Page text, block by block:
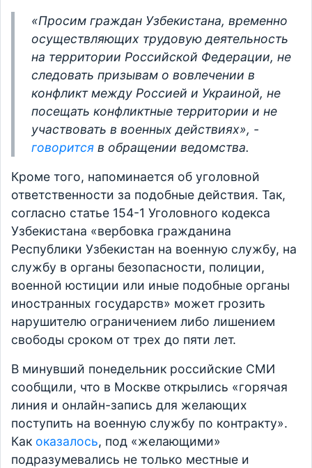
«Просим граждан Узбекистана, временно
осуществляющих трудовую деятельность
на территории Российской Федерации, не
следовать призывам о вовлечении в
конфликт между Россией и Украиной, не
посещать конфликтные территории и не
участвовать в военных действиях», -
говорится в обращении ведомства.
Кроме того, напоминается об уголовной
ответственности за подобные действия. Так,
согласно статье 154-1 Уголовного кодекса
Узбекистана «вербовка гражданина
Республики Узбекистан на военную службу, на
службу в органы безопасности, полиции,
военной юстиции или иные подобные органы
иностранных государств» может грозить
нарушителю ограничением либо лишением
свободы сроком от трех до пяти лет.
В минувший понедельник российские СМИ
сообщили, что в Москве открылись «горячая
линия и онлайн-запись для желающих
поступить на военную службу по контракту».
Как оказалось, под «желающими»
подразумевались не только местные и